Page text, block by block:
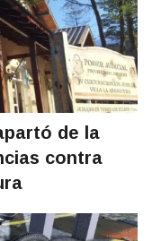
de la
contra